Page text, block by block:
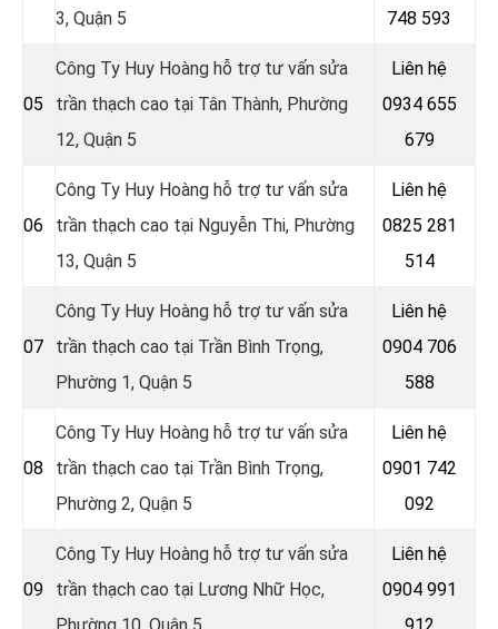
3, Quận 5
748 593
05
Công Ty Huy Hoàng hỗ trợ tư vấn sửa
trần thạch cao tại Tân Thành, Phường
12, Quận 5
Liên hệ
0934 655
679
06
Công Ty Huy Hoàng hỗ trợ tư vấn sửa
trần thạch cao tại Nguyễn Thi, Phường
13, Quận 5
Liên hệ
0825 281
514
07
Công Ty Huy Hoàng hỗ trợ tư vấn sửa
trần thạch cao tại Trần Bình Trọng,
Phường 1, Quận 5
Liên hệ
0904 706
588
08
Công Ty Huy Hoàng hỗ trợ tư vấn sửa
trần thạch cao tại Trần Bình Trọng,
Phường 2, Quận 5
Liên hệ
0901 742
092
09
Công Ty Huy Hoàng hỗ trợ tư vấn sửa
trần thạch cao tại Lương Nhữ Học,
Phường 10, Quận 5
Liên hệ
0904 991
912